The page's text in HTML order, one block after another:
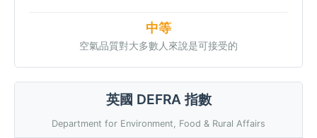
中等
空氣品質對大多數人來說是可接受的
英國 DEFRA 指數
Department for Environment, Food & Rural Affairs